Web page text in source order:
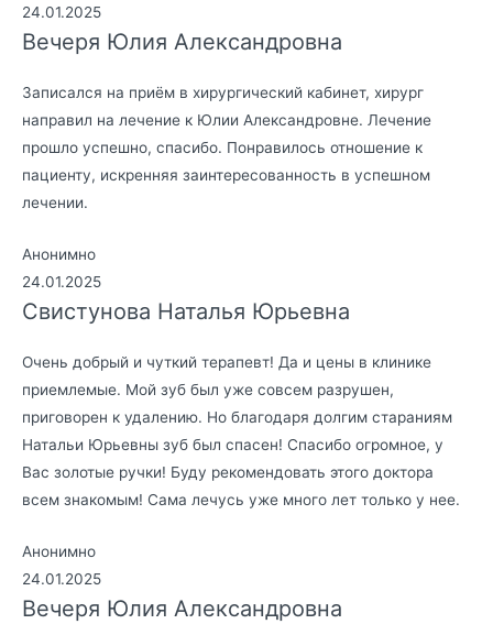
24.01.2025
Вечеря Юлия Александровна
Записался на приём в хирургический кабинет, хирург
направил на лечение к Юлии Александровне. Лечение
прошло успешно, спасибо. Понравилось отношение к
пациенту, искренняя заинтересованность в успешном
лечении.
Анонимно
24.01.2025
Свистунова Наталья Юрьевна
Очень добрый и чуткий терапевт! Да и цены в клинике
приемлемые. Мой зуб был уже совсем разрушен,
приговорен к удалению. Но благодаря долгим стараниям
Натальи Юрьевны зуб был спасен! Спасибо огромное, у
Вас золотые ручки! Буду рекомендовать этого доктора
всем знакомым! Сама лечусь уже много лет только у нее.
Анонимно
24.01.2025
Вечеря Юлия Александровна